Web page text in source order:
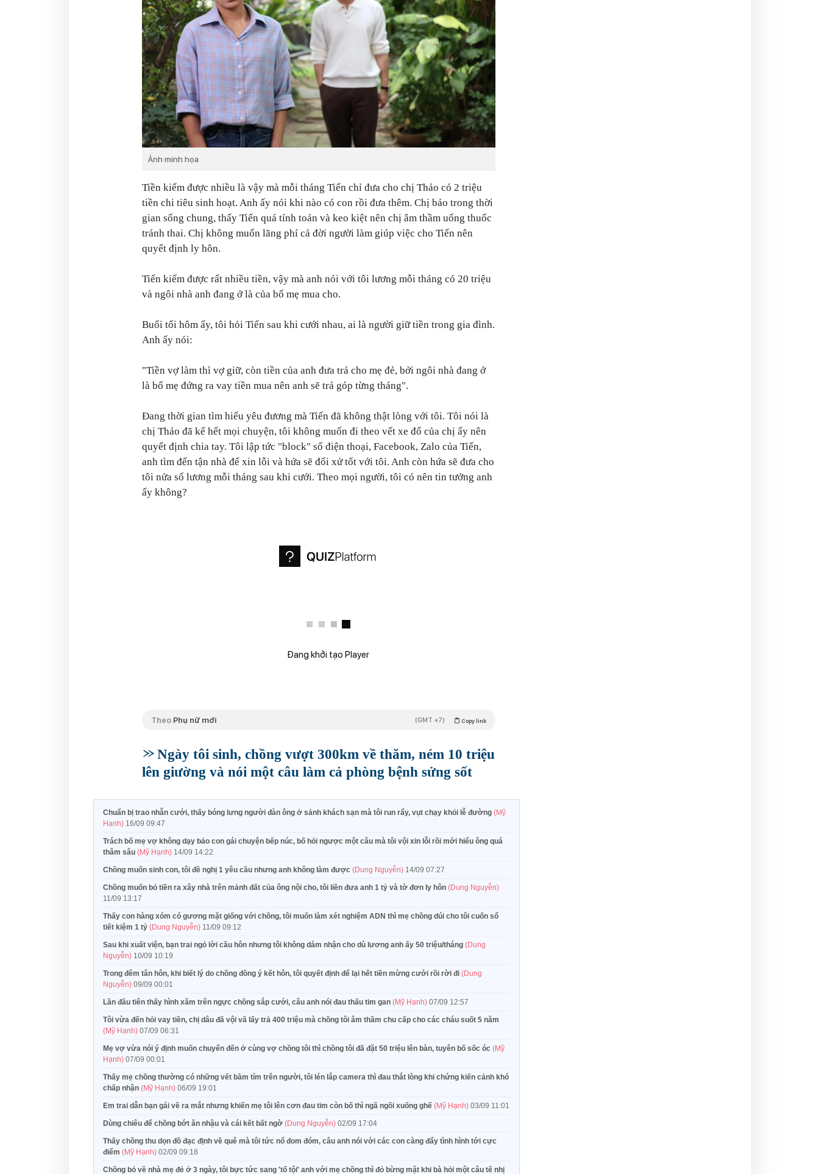
Ảnh minh họa
Tiền kiếm được nhiều là vậy mà mỗi tháng Tiến chỉ đưa cho chị Thảo có 2 triệu
tiền chi tiêu sinh hoạt. Anh ấy nói khi nào có con rồi đưa thêm. Chị bảo trong thời
gian sống chung, thấy Tiến quá tính toán và keo kiệt nên chị âm thầm uống thuốc
tránh thai. Chị không muốn lãng phí cả đời người làm giúp việc cho Tiến nên
quyết định ly hôn.
Tiến kiếm được rất nhiều tiền, vậy mà anh nói với tôi lương mỗi tháng có 20 triệu
và ngôi nhà anh đang ở là của bố mẹ mua cho.
Buổi tối hôm ấy, tôi hỏi Tiến sau khi cưới nhau, ai là người giữ tiền trong gia đình.
Anh ấy nói:
"Tiền vợ làm thì vợ giữ, còn tiền của anh đưa trả cho mẹ đẻ, bởi ngôi nhà đang ở
là bố mẹ đứng ra vay tiền mua nên anh sẽ trả góp từng tháng".
Đang thời gian tìm hiểu yêu đương mà Tiến đã không thật lòng với tôi. Tôi nói là
chị Thảo đã kể hết mọi chuyện, tôi không muốn đi theo vết xe đổ của chị ấy nên
quyết định chia tay. Tôi lập tức "block" số điện thoại, Facebook, Zalo của Tiến,
anh tìm đến tận nhà để xin lỗi và hứa sẽ đối xử tốt với tôi. Anh còn hứa sẽ đưa cho
tôi nửa số lương mỗi tháng sau khi cưới. Theo mọi người, tôi có nên tin tưởng anh
ấy không?
Đang khởi tạo Player
Theo Phụ nữ mới Copy link
(GMT +7)
Ngày tôi sinh, chồng vượt 300km về thăm, ném 10 triệu
lên giường và nói một câu làm cả phòng bệnh sửng sốt
Chuẩn bị trao nhẫn cưới, thấy bóng lưng người đàn ông ở sảnh khách sạn mà tôi run rẩy, vụt chạy khỏi lễ đường (Mỹ
Hạnh) 16/09 09:47
Trách bố mẹ vợ không dạy bảo con gái chuyện bếp núc, bố hỏi ngược một câu mà tôi vội xin lỗi rồi mới hiểu ông quá
thâm sâu (Mỹ Hạnh) 14/09 14:22
Chồng muốn sinh con, tôi đề nghị 1 yêu cầu nhưng anh không làm được (Dung Nguyễn) 14/09 07:27
Chồng muốn bỏ tiền ra xây nhà trên mảnh đất của ông nội cho, tôi liền đưa anh 1 tỷ và tờ đơn ly hôn (Dung Nguyễn)
11/09 13:17
Thấy con hàng xóm có gương mặt giống với chồng, tôi muốn làm xét nghiệm ADN thì mẹ chồng dúi cho tôi cuốn sổ
tiết kiệm 1 tỷ (Dung Nguyễn) 11/09 09:12
Sau khi xuất viện, bạn trai ngỏ lời cầu hôn nhưng tôi không dám nhận cho dù lương anh ấy 50 triệu/tháng (Dung
Nguyễn) 10/09 10:19
Trong đêm tân hôn, khi biết lý do chồng đồng ý kết hôn, tôi quyết định để lại hết tiền mừng cưới rồi rời đi (Dung
Nguyễn) 09/09 00:01
Lần đầu tiên thấy hình xăm trên ngực chồng sắp cưới, câu anh nói đau thấu tim gan (Mỹ Hạnh) 07/09 12:57
Tôi vừa đến hỏi vay tiền, chị dâu đã vội vã lấy trả 400 triệu mà chồng tôi âm thầm chu cấp cho các cháu suốt 5 năm
(Mỹ Hạnh) 07/09 06:31
Mẹ vợ vừa nói ý định muốn chuyển đến ở cùng vợ chồng tôi thì chồng tôi đã đặt 50 triệu lên bàn, tuyên bố sốc óc (Mỹ
Hạnh) 07/09 00:01
Thấy mẹ chồng thường có những vết bầm tím trên người, tôi lén lắp camera thì đau thắt lòng khi chứng kiến cảnh khó
chấp nhận (Mỹ Hạnh) 06/09 19:01
Em trai dẫn bạn gái về ra mắt nhưng khiến mẹ tôi lên cơn đau tim còn bố thì ngã ngồi xuống ghế (Mỹ Hạnh) 03/09 11:01
Dùng chiêu để chồng bớt ăn nhậu và cái kết bất ngờ (Dung Nguyễn) 02/09 17:04
Thấy chồng thu dọn đồ đạc định về quê mà tôi tức nổ đom đóm, câu anh nói với các con càng đẩy tình hình tới cực
điểm (Mỹ Hạnh) 02/09 09:18
Chồng bỏ về nhà mẹ đẻ ở 3 ngày, tôi bực tức sang 'tố tội' anh với mẹ chồng thì đỏ bừng mặt khi bà hỏi một câu tế nhị